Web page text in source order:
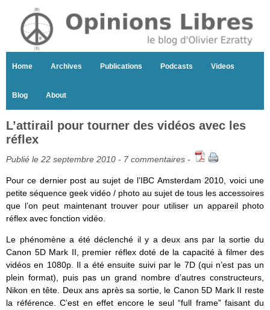
Home Archives Publications Podcasts Videos
Blog About
L’attirail pour tourner des vidéos avec les
réflex
Publié le 22 septembre 2010 - 7 commentaires -
Pour ce dernier post au sujet de l’IBC Amsterdam 2010, voici une
petite séquence geek vidéo / photo au sujet de tous les accessoires
que l’on peut maintenant trouver pour utiliser un appareil photo
réflex avec fonction vidéo.
Le phénomène a été déclenché il y a deux ans par la sortie du
Canon 5D Mark II, premier réflex doté de la capacité à filmer des
vidéos en 1080p. Il a été ensuite suivi par le 7D (qui n’est pas un
plein format), puis pas un grand nombre d’autres constructeurs,
Nikon en tête. Deux ans après sa sortie, le Canon 5D Mark II reste
la référence. C’est en effet encore le seul “full frame” faisant du